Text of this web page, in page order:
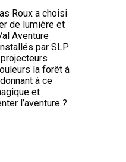
Roux a choisi
de lumière et
Aventure
par SLP
la forêt à
à ce
et
l’aventure ?